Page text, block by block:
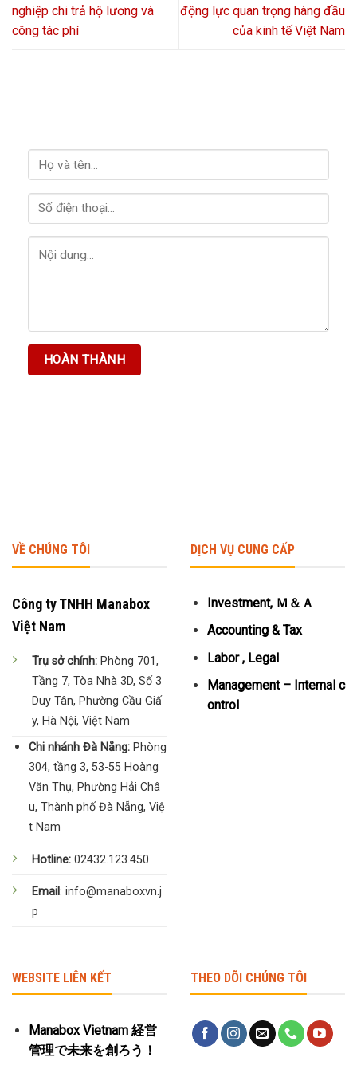
nghiệp chi trả hộ lương và
công tác phí
động lực quan trọng hàng đầu
của kinh tế Việt Nam
VỀ CHÚNG TÔI
Công ty TNHH Manabox
Việt Nam
Trụ sở chính: Phòng 701,
Tầng 7, Tòa Nhà 3D, Số 3
Duy Tân, Phường Cầu Giấ
y, Hà Nội, Việt Nam
Chi nhánh Đà Nẵng:Phòng
304, tầng 3, 53-55 Hoàng
Văn Thụ, Phường Hải Châ
u, Thành phố Đà Nẵng, Việ
t Nam
Hotline: 02432.123.450
Email: info@manaboxvn.j
p
DỊCH VỤ CUNG CẤP
Investment, Ｍ＆Ａ
Accounting & Tax
Labor , Legal
Management – Internal c
ontrol
WEBSITE LIÊN KẾT
Manabox Vietnam 経営
管理で未来を創ろう！
THEO DÕI CHÚNG TÔI